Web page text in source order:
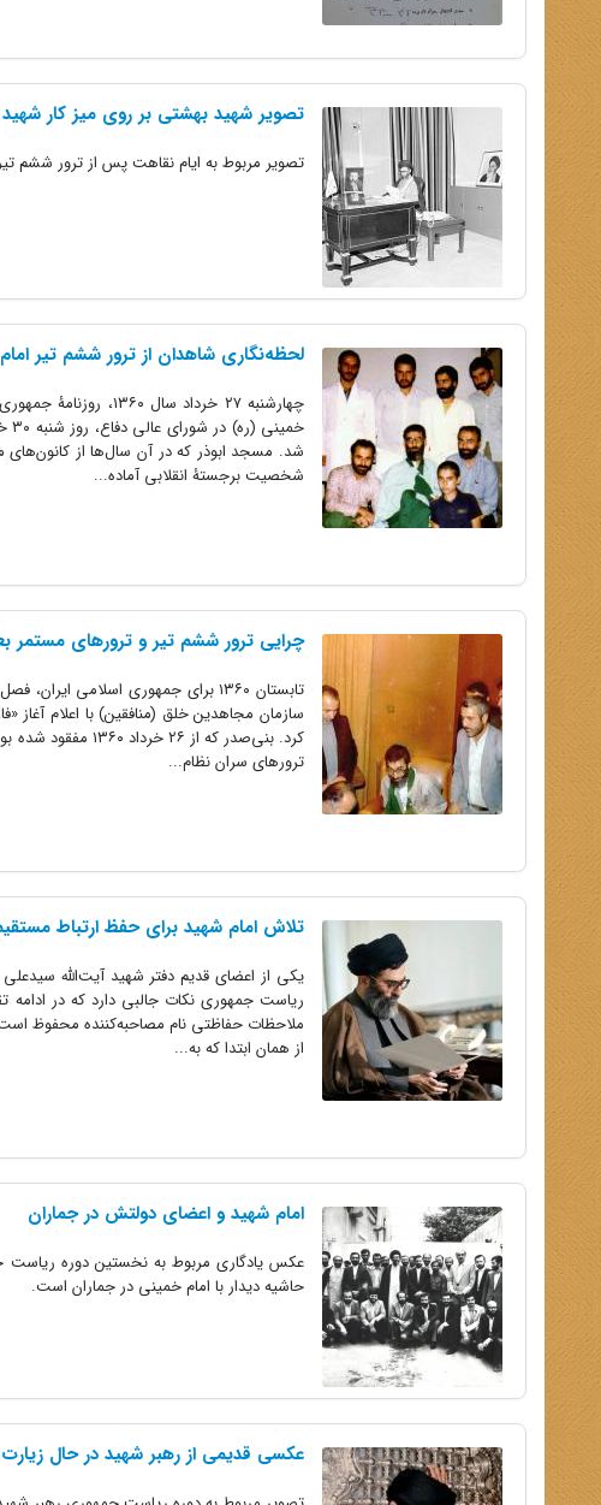
تصویر شهید بهشتی بر روی میز کار
تصویر مربوط به ایام نقاهت پس از ترور ششم تیرماه
لحظه‌نگاری شاهدان از ترور ششم تیر
چهارشنبه ۲۷ خرداد
شد. مسجد ابوذر که در آن سال‌ها از کانون‌های
شخصیت برجستۀ انقلابی آماده...
چرایی ترور ششم تیر و ترورهای مستمر
تابستان ۱۳۶۰ برای جمهوری اسلامی
سازمان مجاهدین خلق (منافقین) با اعلام آغاز
کرد. بنی‌صدر که
ترورهای سران نظام...
تلاش امام شهید برای حفظ ارتباط
یکی از اعضای قدیم دفتر شهید آیت‌الله
ریاست جمهوری نکات جالبی دارد که در
ملاحظات حفاظتی نام مصاحبه‌کننده محفوظ
از همان ابتدا که به...
امام شهید و اعضای دولتش در جماران
عکس یادگاری مربوط به نخستین دوره ریاست
حاشیه دیدار با امام خمینی در جماران است.
عکسی قدیمی از رهبر شهید در حال